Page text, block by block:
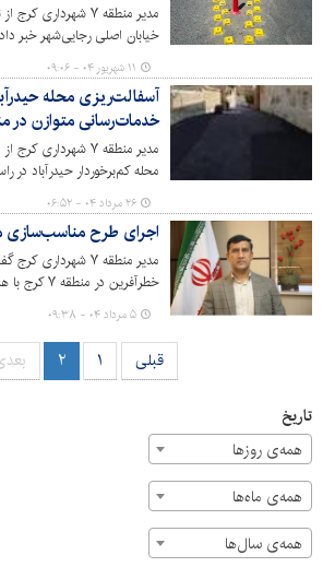
مدیر منطقه ۷
خیابان اصلی رجایی‌شهر خبر
افزایش ایمنی و روان‌سازی
کارشناسی انجام شده است.
۱۱ شهریور ۰۴ - ۰۹:۰۶
آسفالت‌ریزی محله
خدمات‌رسانی متوازن در
مدیر منطقه ۷
محله کم‌برخوردار حیدرآباد در
شهروندان خبرداد.
۲۶ مرداد ۰۴ - ۰۶:۵۲
اجرای طرح مناسب‌سازی
مدیر منطقه ۷
خطرآفرین
عابرین پیاده به ویژه
۵ مرداد ۰۴ - ۰۹:۳۸
قبلی ۱ ۲
تاریخ
همه‌ی روزها
همه‌ی ماه‌ها
همه‌ی سال‌ها